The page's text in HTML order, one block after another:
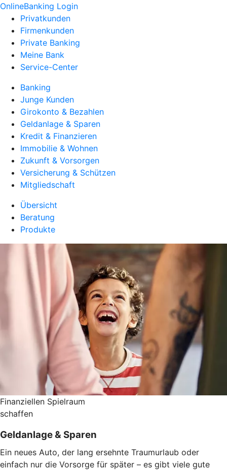
OnlineBanking Login
Privatkunden
Firmenkunden
Private Banking
Meine Bank
Service-Center
Banking
Junge Kunden
Girokonto & Bezahlen
Geldanlage & Sparen
Kredit & Finanzieren
Immobilie & Wohnen
Zukunft & Vorsorgen
Versicherung & Schützen
Mitgliedschaft
Übersicht
Beratung
Produkte
Finanziellen Spielraum
schaffen
Geldanlage & Sparen
Ein neues Auto, der lang ersehnte Traumurlaub oder
einfach nur die Vorsorge für später – es gibt viele gute